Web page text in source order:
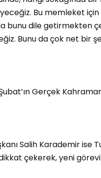
Bu memleket için
bunu dile getirmekten
Bunu da çok net bir
Gerçek
Salih Karademir
çekerek, yeni